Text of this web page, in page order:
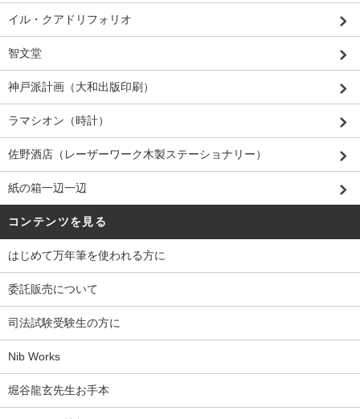
イル・クアドリフォリオ
智文堂
神戸派計画（大和出版印刷）
ラマシオン（時計）
佐野酒店（レーザーワーク木製ステーショナリー）
紙の箱一辺一辺
コンテンツを見る
はじめて万年筆を使われる方に
委託販売について
司法試験受験生の方に
Nib Works
堀谷龍玄先生お手本